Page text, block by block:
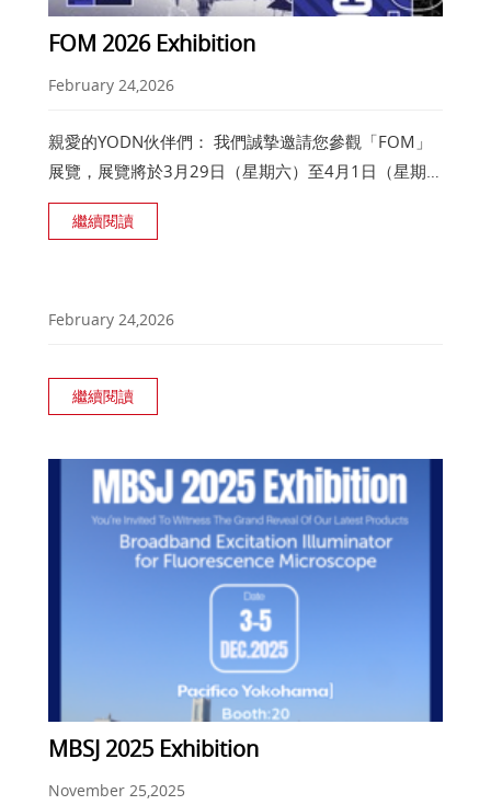
FOM 2026 Exhibition
February 24,2026
親愛的YODN伙伴們： 我們誠摯邀請您參觀「FOM」
展覽，展覽將於3月29日（星期六）至4月1日（星期
三） 在瑞典斯德哥爾摩Kistamässen展覽中心舉行（攤
位編號20）, 歡迎您的光臨。
繼續閱讀
February 24,2026
繼續閱讀
MBSJ 2025 Exhibition
November 25,2025